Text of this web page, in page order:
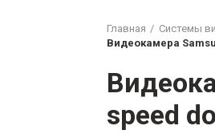
Главная Системы
Видеокамера
speed